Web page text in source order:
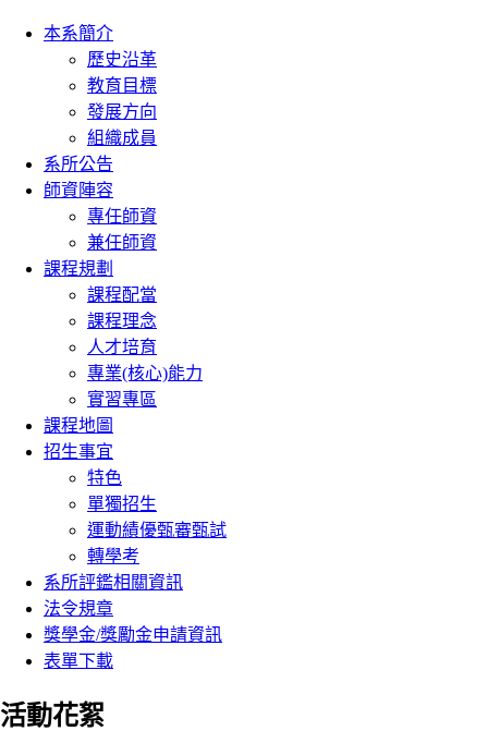
本系簡介
歷史沿革
教育目標
發展方向
組織成員
系所公告
師資陣容
專任師資
兼任師資
課程規劃
課程配當
課程理念
人才培育
專業(核心)能力
實習專區
課程地圖
招生事宜
特色
單獨招生
運動績優甄審甄試
轉學考
系所評鑑相關資訊
法令規章
獎學金/獎勵金申請資訊
表單下載
活動花絮